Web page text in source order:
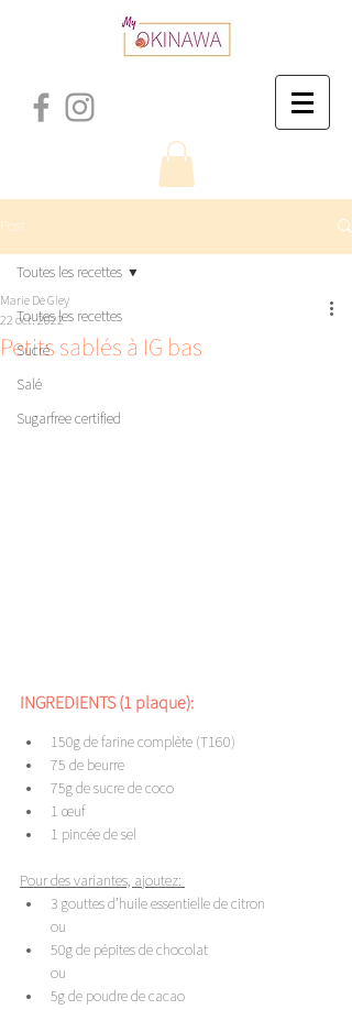
Post
Toutes les recettes
Sucré
Salé
Sugarfree certified
Toutes les recettes
Petits sablés à IG bas
Marie De Giey
22 oct. 2022
INGREDIENTS (1 plaque):
150g de farine complète (T160)
75 de beurre
75g de sucre de coco
1 œuf
1 pincée de sel
Pour des variantes, ajoutez:
3 gouttes d’huile essentielle de citron
ou
50g de pépites de chocolat
ou
5g de poudre de cacao